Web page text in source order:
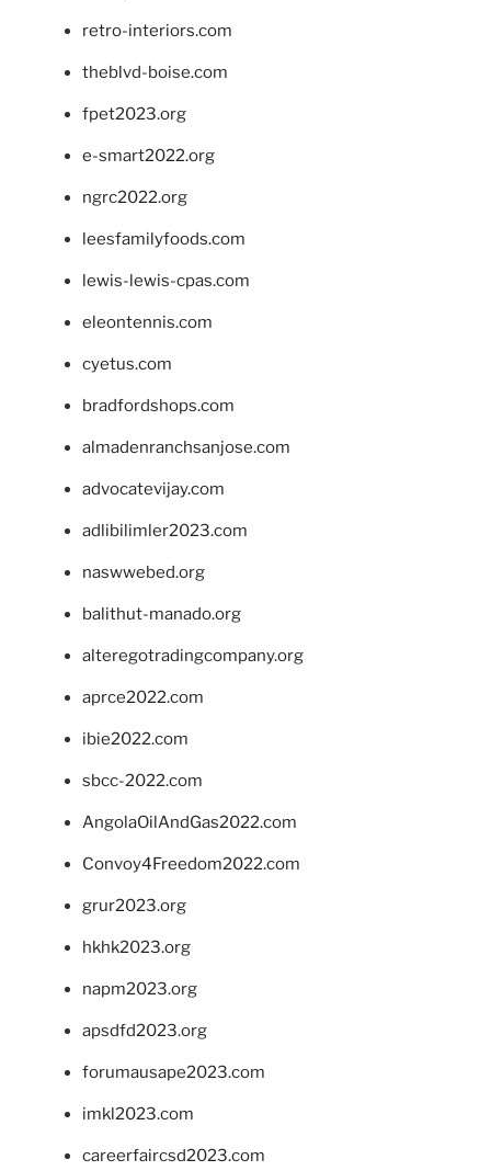
retro-interiors.com
theblvd-boise.com
fpet2023.org
e-smart2022.org
ngrc2022.org
leesfamilyfoods.com
lewis-lewis-cpas.com
eleontennis.com
cyetus.com
bradfordshops.com
almadenranchsanjose.com
advocatevijay.com
adlibilimler2023.com
naswwebed.org
balithut-manado.org
alteregotradingcompany.org
aprce2022.com
ibie2022.com
sbcc-2022.com
AngolaOilAndGas2022.com
Convoy4Freedom2022.com
grur2023.org
hkhk2023.org
napm2023.org
apsdfd2023.org
forumausape2023.com
imkl2023.com
careerfaircsd2023.com